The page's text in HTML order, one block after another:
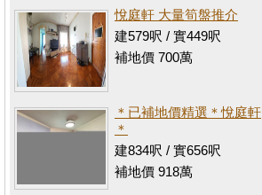
悅庭軒 大量筍盤推介
建579呎 / 實449呎
補地價 700萬
＊已補地價精選＊悅庭軒
＊
建834呎 / 實656呎
補地價 918萬